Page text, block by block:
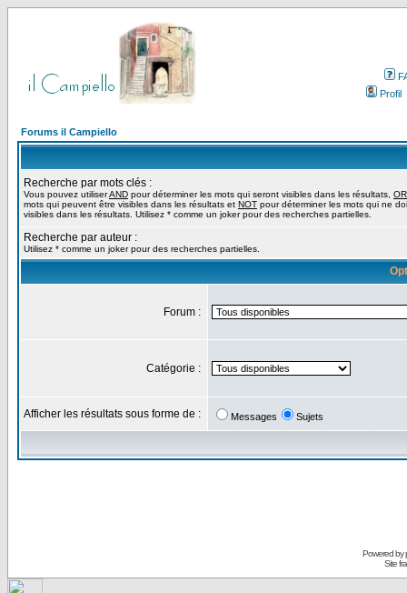
Profil
Forums il Campiello
Recherche par mots clés :
Vous pouvez utiliserAND pour déterminer les mots qui seront visibles dans les résultats, OR
mots qui peuvent être visibles dans les résultats et NOT pour déterminer les mots qui ne
visibles dans les résultats. Utilisez * comme un joker pour des recherches partielles.
Recherche par auteur :
Utilisez * comme un joker pour des recherches partielles.
Forum :
Catégorie :
Afficher les résultats sous forme de : Messages Sujets
Powered by
Site